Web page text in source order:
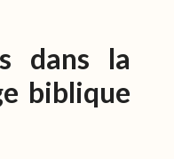
dans la
biblique